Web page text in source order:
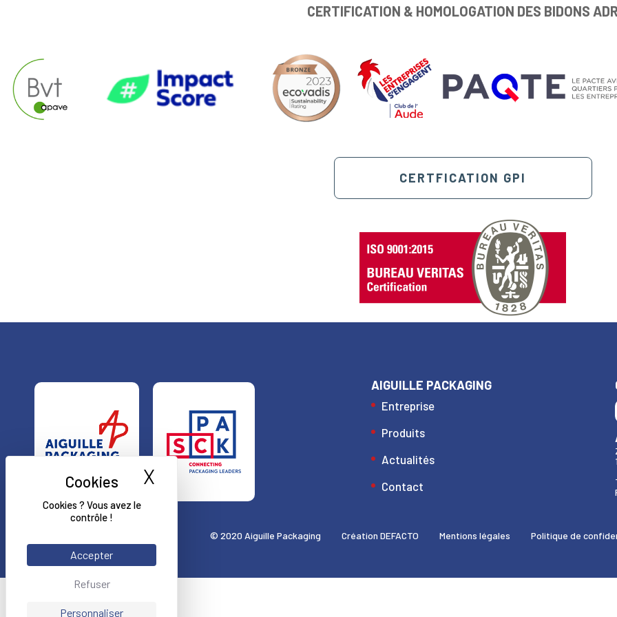
Cookies ? Vous avez le
contrôle !
Accepter
Refuser
Personnaliser
X Masquer le bandeau des cookies
CERTIFICATION & HOMOLOGATION DES BIDONS
CERTFICATION GPI
AIGUILLE PACKAGING
Entreprise
Produits
Actualités
Contact
© 2020 Aiguille Packaging Création DEFACTO Mentions légales Politique de